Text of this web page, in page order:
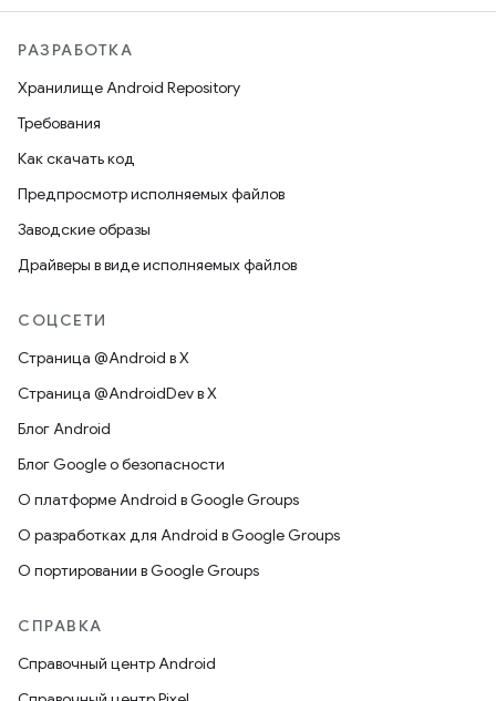
РАЗРАБОТКА
Хранилище Android Repository
Требования
Как скачать код
Предпросмотр исполняемых файлов
Заводские образы
Драйверы в виде исполняемых файлов
СОЦСЕТИ
Страница @Android в X
Страница @AndroidDev в X
Блог Android
Блог Google о безопасности
О платформе Android в Google Groups
О разработках для Android в Google Groups
О портировании в Google Groups
СПРАВКА
Справочный центр Android